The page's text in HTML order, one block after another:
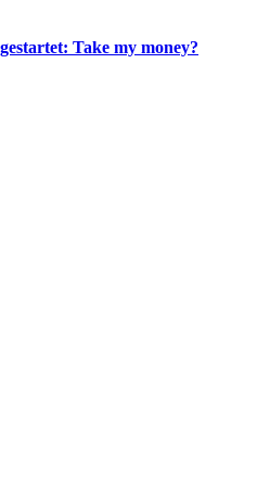
Take my money?